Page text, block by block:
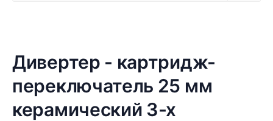
Дивертер - картридж-
переключатель 25 мм
керамический 3-х